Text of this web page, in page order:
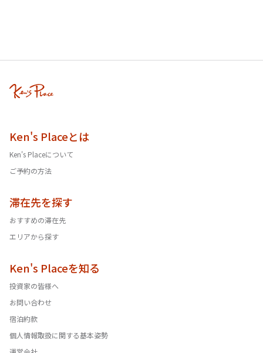
Ken's Placeとは
Ken's Placeについて
ご予約の方法
滞在先を探す
おすすめの滞在先
エリアから探す
Ken's Placeを知る
投資家の皆様へ
お問い合わせ
宿泊約款
個人情報取扱に関する基本姿勢